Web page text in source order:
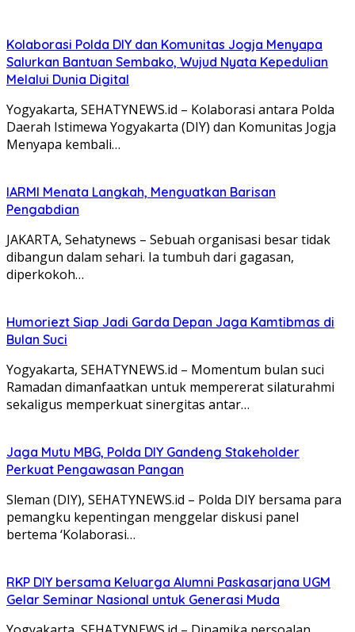
Kolaborasi Polda DIY dan Komunitas Jogja Menyapa
Salurkan Bantuan Sembako, Wujud Nyata Kepedulian
Melalui Dunia Digital
Yogyakarta, SEHATYNEWS.id – Kolaborasi antara Polda
Daerah Istimewa Yogyakarta (DIY) dan Komunitas Jogja
Menyapa kembali…
IARMI Menata Langkah, Menguatkan Barisan
Pengabdian
JAKARTA, Sehatynews – Sebuah organisasi besar tidak
dibangun dalam sehari. Ia tumbuh dari gagasan,
diperkokoh…
Humoriezt Siap Jadi Garda Depan Jaga Kamtibmas di
Bulan Suci
Yogyakarta, SEHATYNEWS.id – Momentum bulan suci
Ramadan dimanfaatkan untuk mempererat silaturahmi
sekaligus memperkuat sinergitas antar…
Jaga Mutu MBG, Polda DIY Gandeng Stakeholder
Perkuat Pengawasan Pangan
Sleman (DIY), SEHATYNEWS.id – Polda DIY bersama para
pemangku kepentingan menggelar diskusi panel
bertema ‘Kolaborasi…
RKP DIY bersama Keluarga Alumni Paskasarjana UGM
Gelar Seminar Nasional untuk Generasi Muda